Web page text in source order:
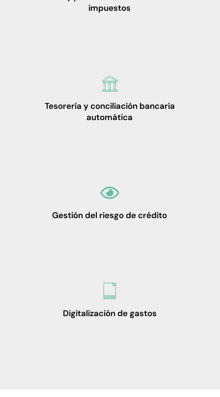
impuestos
Tesorería y conciliación bancaria
automática
Gestión del riesgo de crédito
Digitalización de gastos